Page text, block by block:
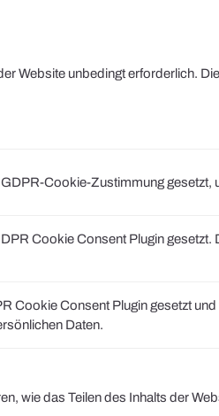
Website unbedingt erforderlich.
Cookie-Zustimmung gesetzt,
Cookie Consent Plugin
Cookie Consent Plugin gesetzt
Daten.
wie das Teilen des Inhalts der